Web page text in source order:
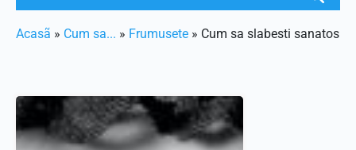
Acasã » Cum sa... » Frumusete » Cum sa slabesti sanatos